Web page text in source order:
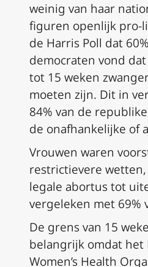
weinig van haar
figuren openlijk pro-
de Harris Poll dat
democraten vond
tot 15 weken
moeten zijn. Dit in
84% van de
de onafhankelijke of
Vrouwen waren
restrictievere
legale abortus tot
vergeleken met 69%
De grens van 15
belangrijk omdat het
Women’s Health